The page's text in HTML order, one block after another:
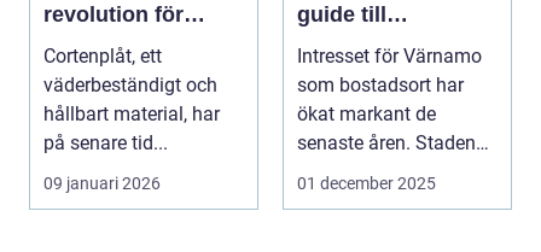
revolution för
trädgården
Cortenplåt, ett
väderbeständigt och
hållbart material, har
på senare tid...
09 januari 2026
guide till
bostadsmarknaden
Intresset för Värnamo
som bostadsort har
ökat markant de
senaste åren. Staden
l...
01 december 2025